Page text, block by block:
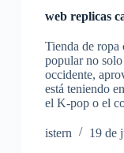
web replicas
Tienda de ropa
popular no
occidente,
está teniendo
el K-pop o el
istern 19 de